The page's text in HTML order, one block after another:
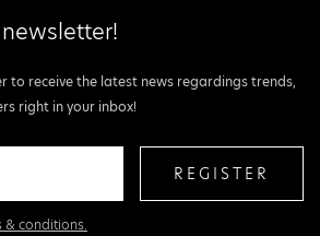
to receive the latest news regardings trends,
right in your inbox!
REGISTER
& conditions.